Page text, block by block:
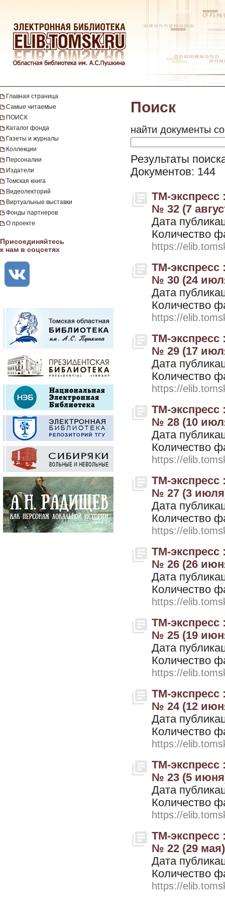
Главная страница
Самые читаемые
ПОИСК
Каталог фонда
Газеты и журналы
Коллекции
Персоналии
Издатели
Томская книга
Видеолекторий
Виртуальные выставки
Фонды партнеров
О проекте
Присоединяйтесь
к нам в соцсетях
Поиск
найти документы
Результаты
Документов: 144
ТМ-экспресс
№ 32 (7
Дата
Количество
https://
ТМ-экспресс
№ 30 (24
Дата
Количество
https://
ТМ-экспресс
№ 29 (17
Дата
Количество
https://
ТМ-экспресс
№ 28 (10
Дата
Количество
https://
ТМ-экспресс
№ 27 (3
Дата
Количество
https://
ТМ-экспресс
№ 26 (26
Дата
Количество
https://
ТМ-экспресс
№ 25 (19
Дата
Количество
https://
ТМ-экспресс
№ 24 (12
Дата
Количество
https://
ТМ-экспресс
№ 23 (5
Дата
Количество
https://
ТМ-экспресс
№ 22 (29 мая)
Дата
Количество
https://